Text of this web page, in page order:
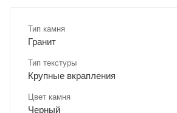
Тип камня
Гранит
Тип текстуры
Крупные вкрапления
Цвет камня
Черный